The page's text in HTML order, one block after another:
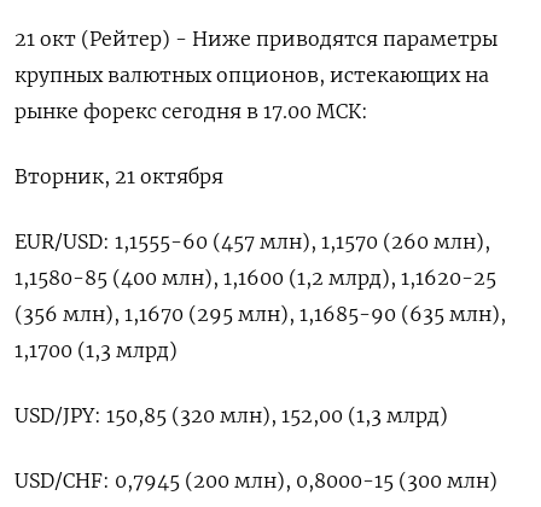
21 окт (Рейтер) - Ниже приводятся параметры
крупных валютных опционов, истекающих на
рынке форекс сегодня в 17.00 МСК:
Вторник, 21 октября
EUR/USD: 1,1555-60 (457 млн), 1,1570 (260 млн),
1,1580-85 (400 млн), 1,1600 (1,2 млрд), 1,1620-25
(356 млн), 1,1670 (295 млн), 1,1685-90 (635 млн),
1,1700 (1,3 млрд)
USD/JPY: 150,85 (320 млн), 152,00 (1,3 млрд)
USD/CHF: 0,7945 (200 млн), 0,8000-15 (300 млн)